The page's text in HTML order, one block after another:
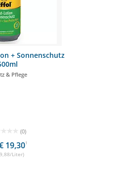
+ Sonnenschutz
& Pflege
(0)
19,301
Liter)